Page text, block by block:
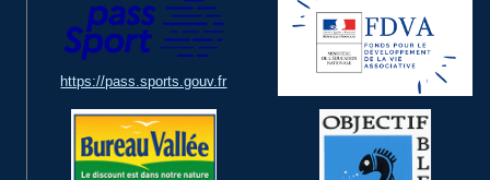
https://pass.sports.gouv.fr